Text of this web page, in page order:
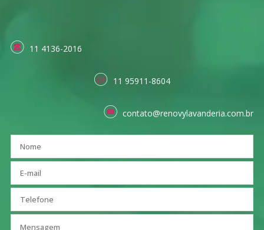
11 4136-2016
11 95911-8604
contato@renovylavanderia.com.br